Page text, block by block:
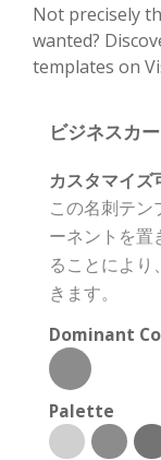
Not precisely
wanted?
templates on
ビジネスカ
カスタマイズ
この名刺テン
ーネントを置
ることによ
きます。
Dominant
Palette